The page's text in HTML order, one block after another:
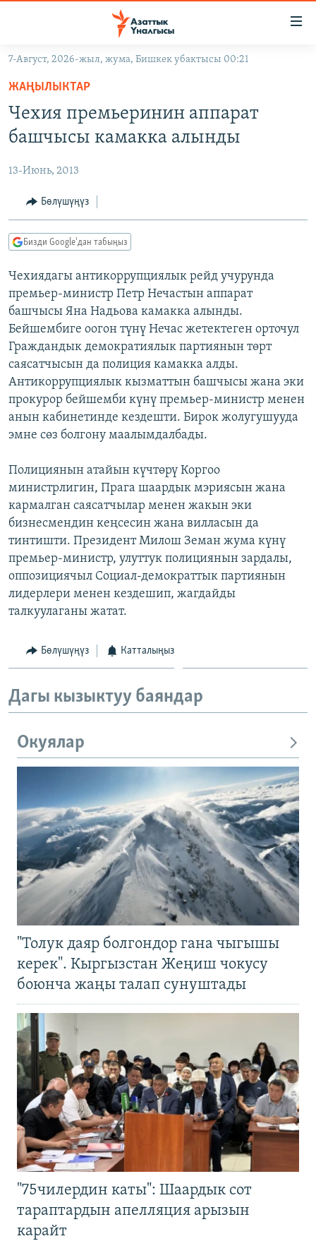
Навигацияга
өтүңүз
Издөөгө
салыңызКЫРГЫЗСТАН
ЭКОНОМИКА
МАДАНИЯТ
ДҮЙНӨ
БОРБОР АЗИЯ
АТАЙЫН ИЛИКТӨӨ
ТВ ПРОГРАММАЛАР
ЭКСПЕРТТЕР ТАЛДАЙТ
БИЗ ЖАНА ДҮЙНӨ
ДАНИСТЕ
ЭЖЕ-СИҢДИЛЕР
АЗАТТЫК+
ЫҢГАЙСЫЗ СУРООЛОР
ӨЗГӨЧӨ ПИКИР
Русский
ОНЛАЙН ШЕРИНЕ
ЭЕ/АРнун бардык сайттары
7-Август, 2026-жыл, жума, Бишкек убактысы 00:21
ЖАҢЫЛЫКТАР
Чехия премьеринин аппарат
башчысы камакка алынды
13-Июнь, 2013
Бөлүшүңүз
Бизди Google'дан табыңыз
Чехиядагы антикоррупциялык рейд учурунда
премьер-министр Петр Нечастын аппарат
башчысы Яна Надьова камакка алынды.
Бейшембиге оогон түнү Нечас жетектеген орточул
Граждандык демократиялык партиянын төрт
саясатчысын да полиция камакка алды.
Антикоррупциялык кызматтын башчысы жана эки
прокурор бейшемби күнү премьер-министр менен
анын кабинетинде кездешти. Бирок жолугушууда
эмне сөз болгону маалымдалбады.
Полициянын атайын күчтөрү Коргоо
министрлигин, Прага шаардык мэриясын жана
кармалган саясатчылар менен жакын эки
бизнесмендин кеңсесин жана вилласын да
тинтишти. Президент Милош Земан жума күнү
премьер-министр, улуттук полициянын зардалы,
оппозициячыл Социал-демократтык партиянын
лидерлери менен кездешип, жагдайды
талкуулаганы жатат.
Бөлүшүңүз Катталыңыз
Дагы кызыктуу баяндар
Окуялар
"Толук даяр болгондор гана чыгышы
керек". Кыргызстан Жеңиш чокусу
боюнча жаңы талап сунуштады
"75чилердин каты": Шаардык сот
тараптардын апелляция арызын
карайт